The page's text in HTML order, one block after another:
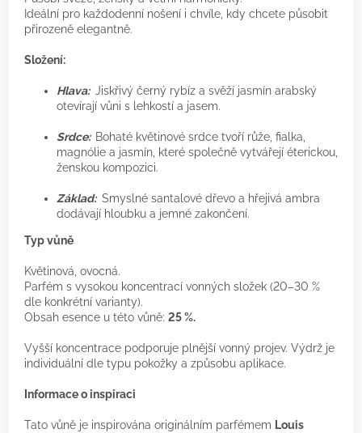
Ideální pro každodenní nošení i chvíle, kdy chcete působit
přirozeně elegantně.
Složení:
Hlava: Jiskřivý černý rybíz a svěží jasmín arabský
otevírají vůni s lehkostí a jasem.
Srdce: Bohaté květinové srdce tvoří růže, fialka,
magnólie a jasmín, které společně vytvářejí éterickou,
ženskou kompozici.
Základ: Smyslné santalové dřevo a hřejivá ambra
dodávají hloubku a jemné zakončení.
Typ vůně
Květinová, ovocná.
Parfém s vysokou koncentrací vonných složek (20–30 %
dle konkrétní varianty).
Obsah esence u této vůně: 25 %.
Vyšší koncentrace podporuje plnější vonný projev. Výdrž je
individuální dle typu pokožky a způsobu aplikace.
Informace o inspiraci
Tato vůně je inspirována originálním parfémem Louis